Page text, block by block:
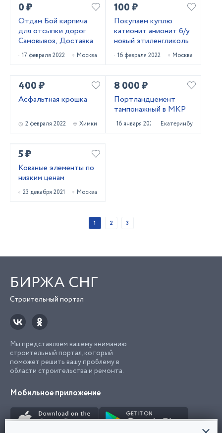
0 ₽
Отдам Бой кирпича
для отсыпки дорог
Самовывоз, Доставка
17 февраля 2022 Москва
100 ₽
Покупаем куплю
катионит анионит б/у
новый этиленгликоль
16 февраля 2022 Москва
400 ₽
Асфальтная крошка
2 февраля 2022 Химки
8 000 ₽
Портландцемент
тампонажный в МКР
16 января 2022 Екатеринбург
5 ₽
Кованые элементы по
низким ценам
23 декабря 2021 Москва
1 2 3
БИРЖА СНГ
Строительный портал
Мы представляем вашему вниманию
строительный портал, который
поможет решить вашу проблему в
области строительства и ремонта.
Мобильное приложение